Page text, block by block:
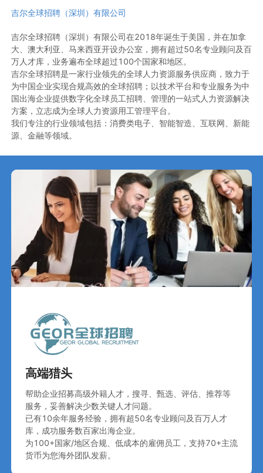
吉尔全球招聘（深圳）有限公司
吉尔全球招聘（深圳）有限公司在2018年诞生于美国，并在加拿
大、澳大利亚、马来西亚开设办公室，拥有超过50名专业顾问及百
万人才库，业务遍布全球超过100个国家和地区。
吉尔全球招聘是一家行业领先的全球人力资源服务供应商，致力于
为中国企业实现合规高效的全球招聘；以技术平台和专业服务为中
国出海企业提供数字化全球员工招聘、管理的一站式人力资源解决
方案，立志成为全球人力资源用工管理平台。
我们专注的行业领域包括：消费类电子、智能智造、互联网、新能
源、金融等领域。
高端猎头
帮助企业招募高级外籍人才，搜寻、甄选、评估、推荐等
服务，妥善解决少数关键人才问题。
已有10余年服务经验，拥有超50名专业顾问及百万人才
库，成功服务数百家出海企业。
为100+国家/地区合规、低成本的雇佣员工，支持70+主流
货币为您海外团队发薪。